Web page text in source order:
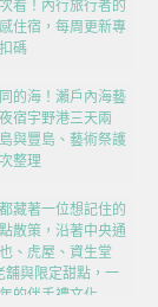
看！內行旅行者的
住宿，每周更新專
碼
的海！瀨戶內海藝
宿宇野港三天兩
與豐島、藝術祭護
整理
藏著一位想記住的
散策，沿著中央通
、虎屋、資生堂
與限定甜點，一
的伴手禮文化